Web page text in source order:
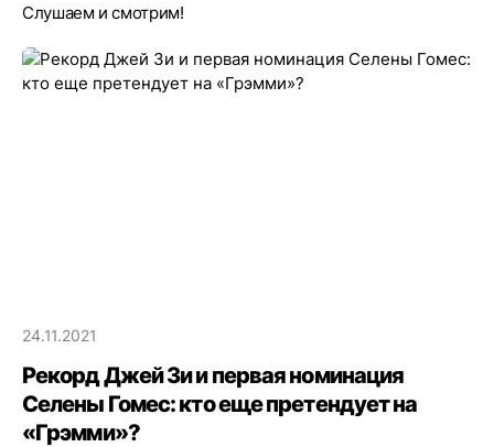
Слушаем и смотрим!
24.11.2021
Рекорд Джей Зи и первая номинация
Селены Гомес: кто еще претендует на
«Грэмми»?